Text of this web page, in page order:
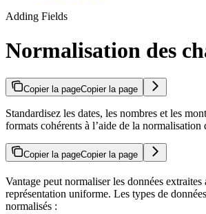
Adding Fields
Normalisation des
Copier la pageCopier la page
Standardisez les dates, les nombres et les
formats cohérents à l’aide de la normalisation
Copier la pageCopier la page
Vantage peut normaliser les données
représentation uniforme. Les types de
normalisés :